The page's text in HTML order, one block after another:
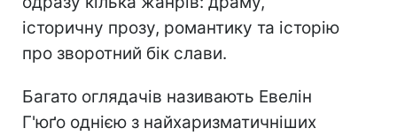
історичну прозу, романтику та історію
про зворотний бік слави.
Багато оглядачів називають Евелін
Г'юґо однією з найхаризматичніших